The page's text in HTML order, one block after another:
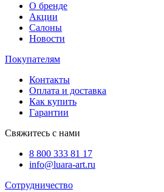
О бренде
Акции
Салоны
Новости
Покупателям
Контакты
Оплата и доставка
Как купить
Гарантии
Свяжитесь с нами
8 800 333 81 17
info@luara-art.ru
Сотрудничество